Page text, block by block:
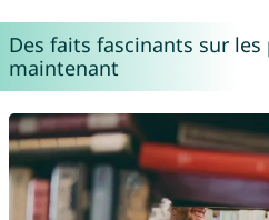
Des faits fascinants sur les
maintenant